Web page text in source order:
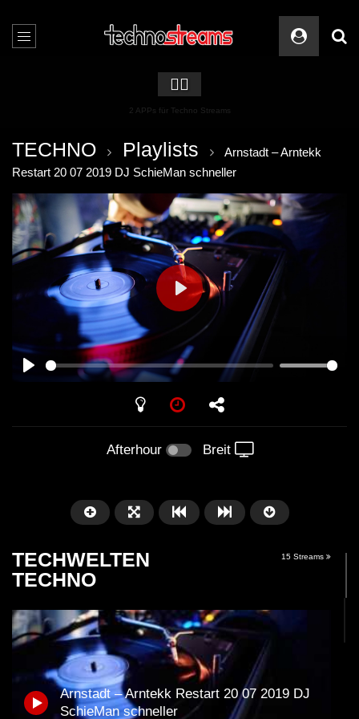
🏳️‍🌈
2 APPs für Techno Streams
TECHNO Playlists
Arnstadt – Arntekk
Restart 20 07 2019 DJ SchieMan schneller
PLAY
PLAY
Afterhour Breit
Später
01:01:41
Arnstadt – Arntekk Restart //
07:27
WinterClub 👉
TECHWELTEN
TECHNO
15 Streams
Arnstadt – Arntekk Restart 20 07 2019 DJ
SchieMan schneller